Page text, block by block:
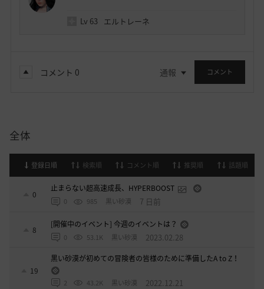
Lv 63 エルトレーネ
コメント 0 通報 コメント
全体
登録日順 検索順 コメント順 推奨順 話題順
0
止まらない超高速成長、HYPERBOOST
0 985 黒い砂漠 7 日前
8
[開催中のイベント] 今週のイベントは？
0 53.1K 黒い砂漠 2023.02.28
19
黒い砂漠が初めての冒険者の皆様のために準備したA to Z！
2 43.2K 黒い砂漠 2022.12.21